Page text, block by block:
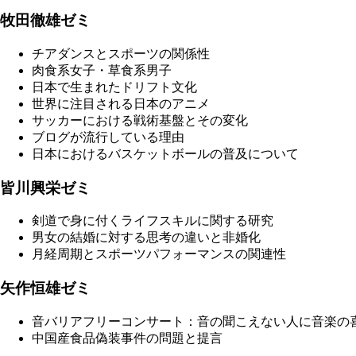
牧田徹雄ゼミ
チアダンスとスポーツの関係性
肉食系女子・草食系男子
日本で生まれたドリフト文化
世界に注目される日本のアニメ
サッカーにおける戦術基盤とその変化
ブログが流行している理由
日本におけるバスケットボールの普及について
皆川興栄ゼミ
剣道で身に付くライフスキルに関する研究
男女の結婚に対する思考の違いと非婚化
月経周期とスポーツパフォーマンスの関連性
矢作恒雄ゼミ
音バリアフリーコンサート：音の聞こえない人に音楽の
中国産食品偽装事件の問題と提言